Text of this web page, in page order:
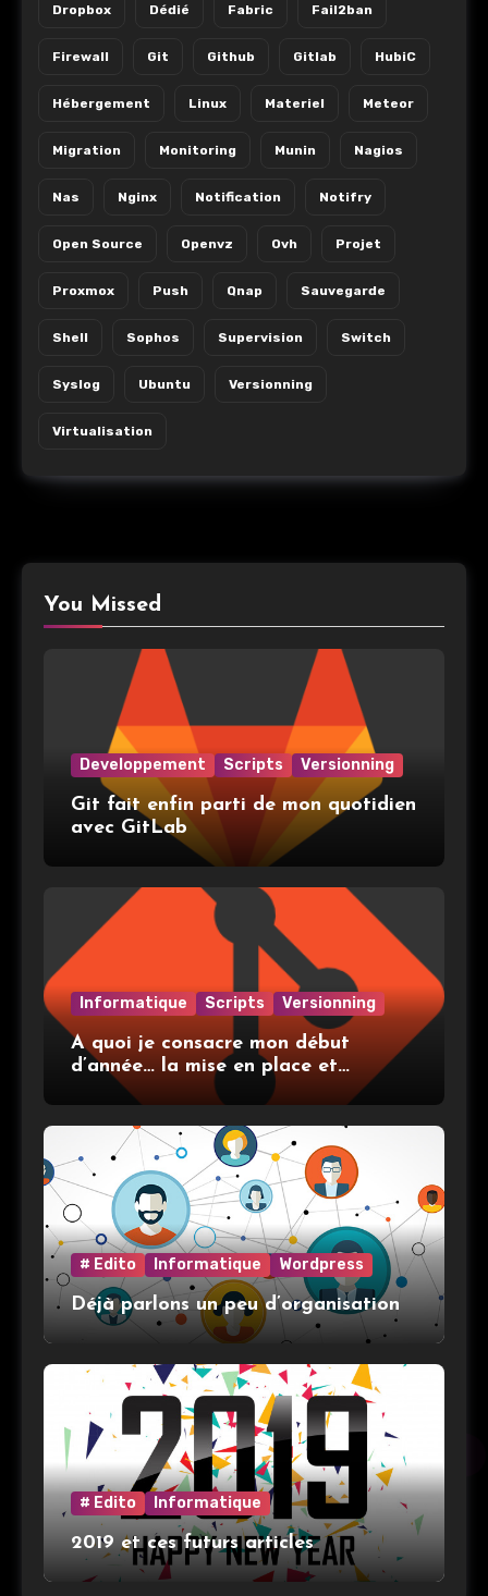
Dropbox Dédié Fabric Fail2ban
Firewall Git Github Gitlab HubiC
Hébergement Linux Materiel Meteor
Migration Monitoring Munin Nagios
Nas Nginx Notification Notifry
Open Source Openvz Ovh Projet
Proxmox Push Qnap Sauvegarde
Shell Sophos Supervision Switch
Syslog Ubuntu Versionning
Virtualisation
You Missed
Developpement Scripts Versionning
Git fait enfin parti de mon quotidien
avec GitLab
Informatique Scripts Versionning
A quoi je consacre mon début
d’année… la mise en place et
l’utilisation de git
# Edito Informatique Wordpress
Déjà parlons un peu d’organisation
# Edito Informatique
2019 et ces futurs articles